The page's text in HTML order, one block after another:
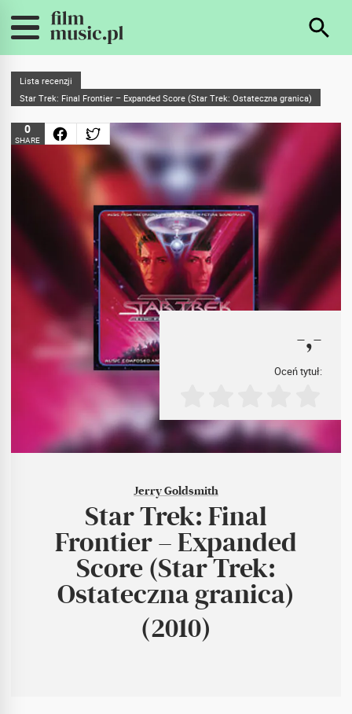
Lista recenzji
Star Trek: Final Frontier – Expanded Score (Star Trek: Ostateczna granica)
Jerry Goldsmith
Star Trek: Final
Frontier – Expanded
Score (Star Trek:
Ostateczna granica)
(2010)
0
SHARE
-,-
Oceń tytuł: